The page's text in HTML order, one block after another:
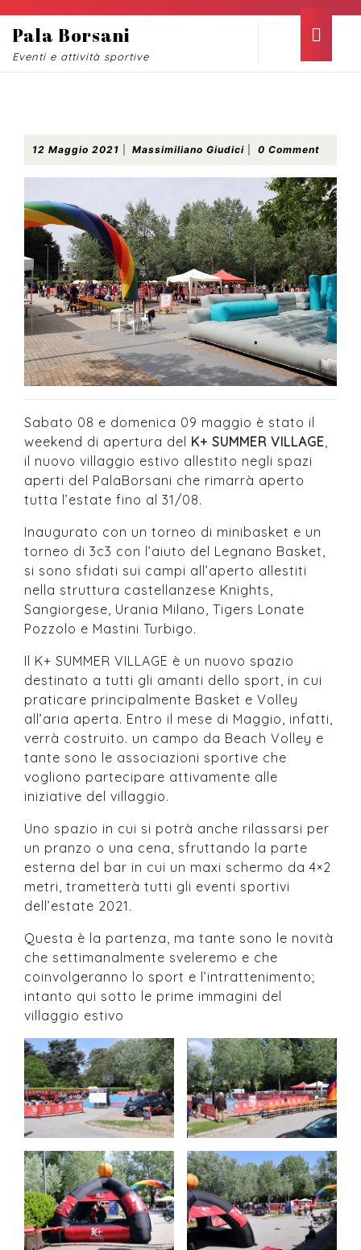
Pala Borsani
Eventi e attività sportive
12 Maggio 2021
2021
Massimiliano GiudiciMassimiliano
0 Comment
Sabato 08 e domenica 09 maggio è stato il
weekend di apertura del K+ SUMMER VILLAGE
il nuovo villaggio estivo allestito negli spazi
aperti del PalaBorsani che rimarrà aperto
tutta l’estate fino al 31/08.
Inaugurato con un torneo di minibasket e un
torneo di 3c3 con l’aiuto del Legnano Basket,
si sono sfidati sui campi all’aperto allestiti
nella struttura castellanzese Knights,
Sangiorgese, Urania Milano, Tigers Lonate
Pozzolo e Mastini Turbigo.
Il K+ SUMMER VILLAGE è un nuovo spazio
destinato a tutti gli amanti dello sport, in cui
praticare principalmente Basket e Volley
all’aria aperta. Entro il mese di Maggio, infatti,
verrà costruito. un campo da Beach Volley e
tante sono le associazioni sportive che
vogliono partecipare attivamente alle
iniziative del villaggio.
Uno spazio in cui si potrà anche rilassarsi per
un pranzo o una cena, sfruttando la parte
esterna del bar in cui un maxi schermo da 4×2
metri, trametterà tutti gli eventi sportivi
dell’estate 2021.
Questa è la partenza, ma tante sono le novità
che settimanalmente sveleremo e che
coinvolgeranno lo sport e l’intrattenimento;
intanto qui sotto le prime immagini del
villaggio estivo